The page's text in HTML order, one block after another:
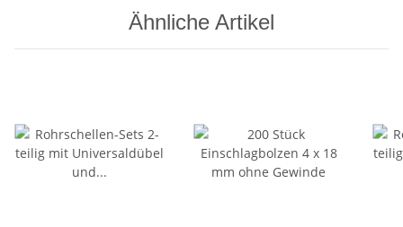
Ähnliche Artikel